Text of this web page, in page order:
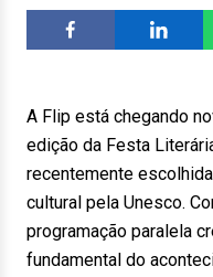
A Flip está chegando
edição da Festa
recentemente
cultural pela Unesco.
programação paralela
fundamental do